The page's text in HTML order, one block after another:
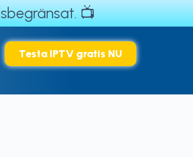
📺
Testa IPTV gratis NU